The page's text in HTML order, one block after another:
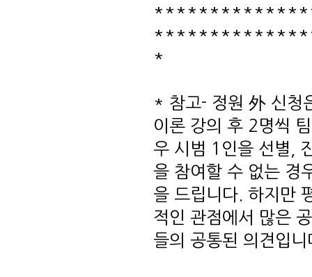
*
* 참고- 정원 外 신청
이론 강의 후 2명씩
우 시범 1인을 선별,
을 참여할 수 없는 경
을 드립니다. 하지만
적인 관점에서 많은
들의 공통된 의견입니